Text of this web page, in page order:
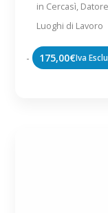
in Cercasì,
Luoghi di Lavoro
- 175,00€Iva